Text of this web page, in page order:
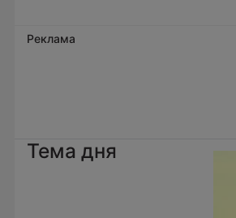
Реклама
Тема дня